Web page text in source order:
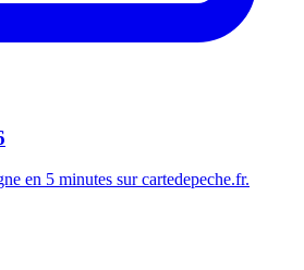
en 5 minutes sur cartedepeche.fr.